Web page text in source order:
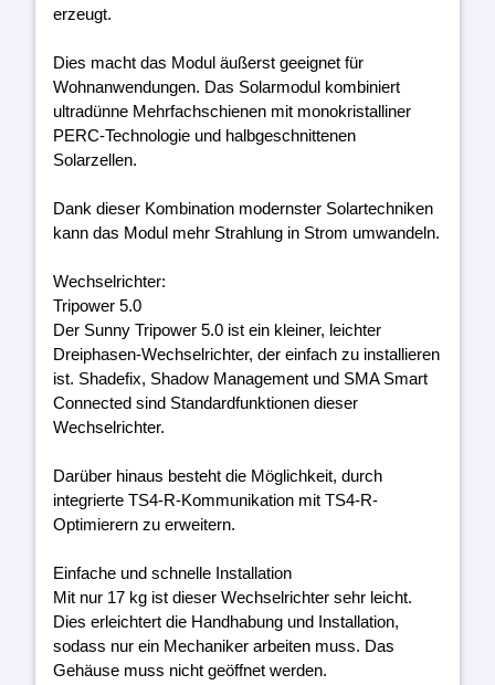
erzeugt.
Dies macht das Modul äußerst geeignet für
Wohnanwendungen. Das Solarmodul kombiniert
ultradünne Mehrfachschienen mit monokristalliner
PERC-Technologie und halbgeschnittenen
Solarzellen.
Dank dieser Kombination modernster Solartechniken
kann das Modul mehr Strahlung in Strom umwandeln.
Wechselrichter:
Tripower 5.0
Der Sunny Tripower 5.0 ist ein kleiner, leichter
Dreiphasen-Wechselrichter, der einfach zu installieren
ist. Shadefix, Shadow Management und SMA Smart
Connected sind Standardfunktionen dieser
Wechselrichter.
Darüber hinaus besteht die Möglichkeit, durch
integrierte TS4-R-Kommunikation mit TS4-R-
Optimierern zu erweitern.
Einfache und schnelle Installation
Mit nur 17 kg ist dieser Wechselrichter sehr leicht.
Dies erleichtert die Handhabung und Installation,
sodass nur ein Mechaniker arbeiten muss. Das
Gehäuse muss nicht geöffnet werden.